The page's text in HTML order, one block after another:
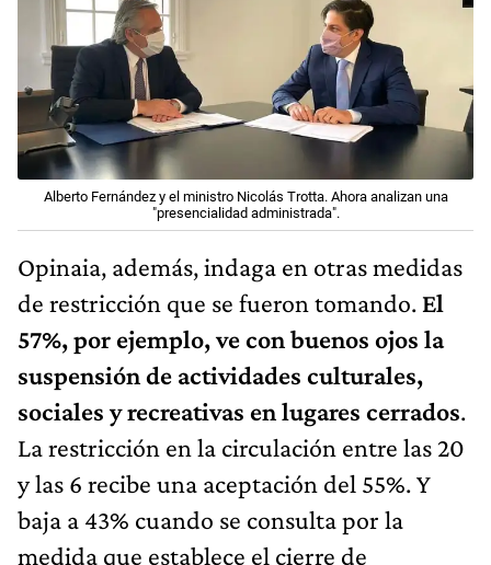
Alberto Fernández y el ministro Nicolás Trotta. Ahora analizan una
"presencialidad administrada".
Opinaia, además, indaga en otras medidas
de restricción que se fueron tomando. El
57%, por ejemplo, ve con buenos ojos la
suspensión de actividades culturales,
sociales y recreativas en lugares cerrados.
La restricción en la circulación entre las 20
y las 6 recibe una aceptación del 55%. Y
baja a 43% cuando se consulta por la
medida que establece el cierre de